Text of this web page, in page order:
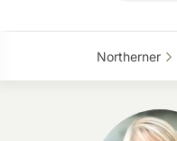
Northerner‎